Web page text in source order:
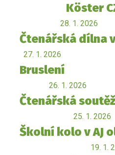
Köster
28. 1. 2026
Čtenářská dílna
27. 1. 2026
Bruslení
26. 1. 2026
Čtenářská soutěž
25. 1. 2026
Školní kolo v AJ
19. 1.